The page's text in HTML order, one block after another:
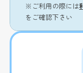
※ご利用の際には
をご確認下さい